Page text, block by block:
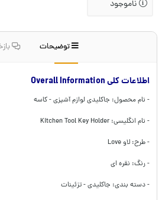
ناموجود
توضیحات
اطلاعات کلی Overall Information
- نام محصول: جاکلیدی لوازم آشپزی - کاسه
- نام انگلیسی: Kitchen Tool Key Holder
- طرح: لاو Love
- رنگ: نقره ای
- دسته بندی: جاکلیدی - تزئینات